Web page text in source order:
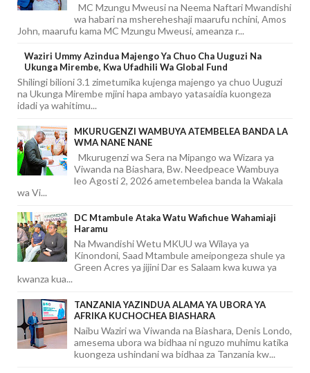
MC Mzungu Mweusi na Neema Naftari Mwandishi
wa habari na mshereheshaji maarufu nchini, Amos
John, maarufu kama MC Mzungu Mweusi, ameanza r...
Waziri Ummy Azindua Majengo Ya Chuo Cha Uuguzi Na
Ukunga Mirembe, Kwa Ufadhili Wa Global Fund
Shilingi bilioni 3.1 zimetumika kujenga majengo ya chuo Uuguzi
na Ukunga Mirembe mjini hapa ambayo yatasaidia kuongeza
idadi ya wahitimu...
MKURUGENZI WAMBUYA ATEMBELEA BANDA LA
WMA NANE NANE
Mkurugenzi wa Sera na Mipango wa Wizara ya
Viwanda na Biashara, Bw. Needpeace Wambuya
leo Agosti 2, 2026 ametembelea banda la Wakala
wa Vi...
DC Mtambule Ataka Watu Wafichue Wahamiaji
Haramu
Na Mwandishi Wetu MKUU wa Wilaya ya
Kinondoni, Saad Mtambule ameipongeza shule ya
Green Acres ya jijini Dar es Salaam kwa kuwa ya
kwanza kua...
TANZANIA YAZINDUA ALAMA YA UBORA YA
AFRIKA KUCHOCHEA BIASHARA
Naibu Waziri wa Viwanda na Biashara, Denis Londo,
amesema ubora wa bidhaa ni nguzo muhimu katika
kuongeza ushindani wa bidhaa za Tanzania kw...